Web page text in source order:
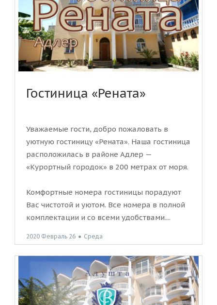
Гостиница «Рената»
Уважаемые гости, добро пожаловать в
уютную гостиницу «Рената». Наша гостиница
расположилась в районе Адлер —
«Курортный городок» в 200 метрах от моря.
Комфортные номера гостиницы порадуют
Вас чистотой и уютом. Все номера в полной
комплектации и со всеми удобствами....
2020 Февраль 26 ● Среда